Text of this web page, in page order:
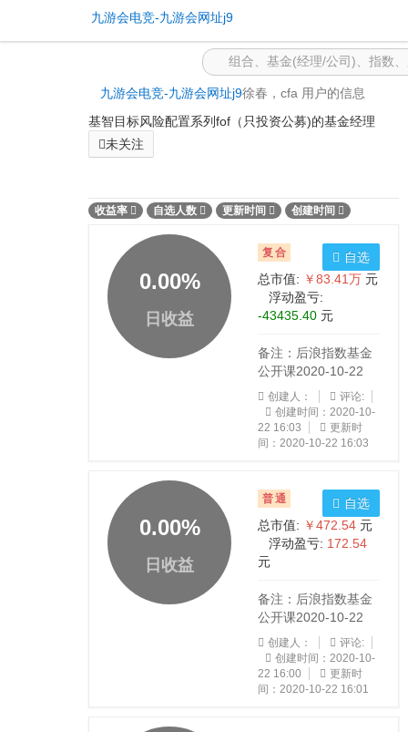
公开组合 -九游会电竞
九游会电竞-九游会网址j9
九游会电竞-九游会网址j9徐春，cfa 用户的信息
基智目标风险配置系列fof（只投资公募)的基金经理
未关注
收益率 自选人数 更新时间 创建时间
0.00%
日收益
复合
总市值: ￥83.41万 元
浮动盈亏:
-43435.40 元
备注：后浪指数基金
公开课2020-10-22
创建人：
评论:
创建时间：2020-10-
22 16:03
更新时
间：2020-10-22 16:03
自选
0.00%
日收益
普通
总市值: ￥472.54 元
浮动盈亏: 172.54
元
备注：后浪指数基金
公开课2020-10-22
创建人：
评论:
创建时间：2020-10-
22 16:00
更新时
间：2020-10-22 16:01
自选